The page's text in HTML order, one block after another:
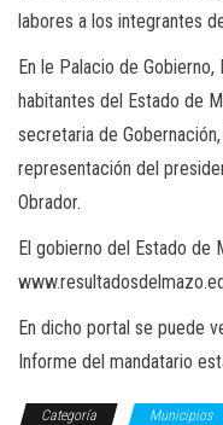
labores a los integrantes
En le Palacio de
habitantes del Estado de
secretaria de
representación del
Obrador.
El gobierno del Estado de
En dicho portal se puede
Informe del mandatario
Categoría Municipios